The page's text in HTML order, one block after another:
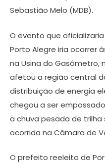
Sebastião Melo (MDB).
O evento que
Porto Alegre iria ocorrer
na Usina do Gasômetro,
afetou a região central
distribuição de energia
chegou a ser
a chuva pesada de trilha
ocorrida na Câmara de
O prefeito reeleito de